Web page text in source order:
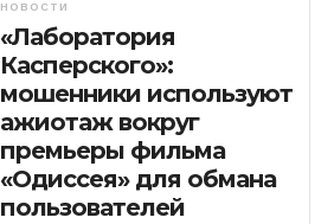
НОВОСТИ
«Лаборатория
Касперского»:
мошенники используют
ажиотаж вокруг
премьеры фильма
«Одиссея» для обмана
пользователей